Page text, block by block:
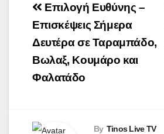
Πλοήγηση
άρθρων
Επιλογή Ευθύνης –
Επισκέψεις Σήμερα
Δευτέρα σε Ταραμπάδο,
Βωλαξ, Κουμάρο και
Φαλατάδο
By Tinos Live TV